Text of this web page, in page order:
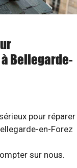
Bellegarde-
pour réparer
en-Forez
sur nous.